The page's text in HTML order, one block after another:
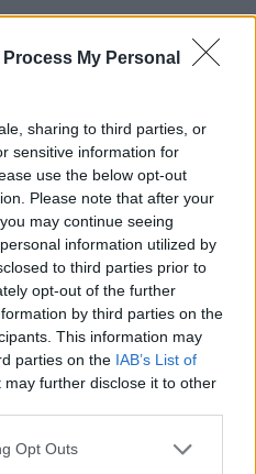
Process My Personal
sharing to third parties, or
sensitive information for
use the below opt-out
Please note that after your
may continue seeing
information utilized by
to third parties prior to
opt-out of the further
by third parties on the
This information may
parties on the IAB’s List of
may further disclose it to other
Opt Outs